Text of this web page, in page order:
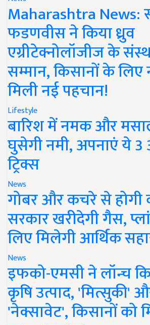
Maharashtra News:
फडणवीस ने किया ध्रुव
एग्रीटेक्नोलॉजीज के
सम्मान, किसानों के लिए
मिली नई पहचान!
Lifestyle
बारिश में नमक और
घुसेगी नमी, अपनाएं ये
ट्रिक्स
News
गोबर और कचरे से होगी
सरकार खरीदेगी गैस,
लिए मिलेगी आर्थिक
News
इफको-एमसी ने लॉन्च
कृषि उत्पाद, 'मित्सुकी'
'नेक्सावेट', किसानों को